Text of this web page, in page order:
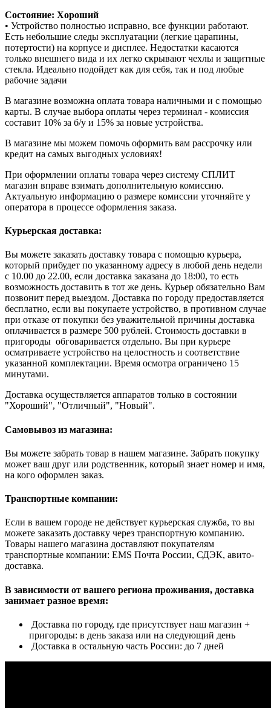
Состояние: Хороший
• Устройство полностью исправно, все функции работают.
Есть небольшие следы эксплуатации (легкие царапины,
потертости) на корпусе и дисплее. Недостатки касаются
только внешнего вида и их легко скрывают чехлы и защитные
стекла. Идеально подойдет как для себя, так и под любые
рабочие задачи
В магазине возможна оплата товара наличными и с помощью
карты. В случае выбора оплаты через терминал - комиссия
составит 10% за б/у и 15% за новые устройства.
В магазине мы можем помочь оформить вам рассрочку или
кредит на самых выгодных условиях!
При оформлении оплаты товара через систему СПЛИТ
магазин вправе взимать дополнительную комиссию.
Актуальную информацию о размере комиссии уточняйте у
оператора в процессе оформления заказа.
Курьерская доставка:
Вы можете заказать доставку товара с помощью курьера,
который прибудет по указанному адресу в любой день недели
с 10.00 до 22.00, если доставка заказана до 18:00, то есть
возможность доставить в тот же день. Курьер обязательно Вам
позвонит перед выездом. Доставка по городу предоставляется
бесплатно, если вы покупаете устройство, в противном случае
при отказе от покупки без уважительной причины доставка
оплачивается в размере 500 рублей. Стоимость доставки в
пригороды обговаривается отдельно. Вы при курьере
осматриваете устройство на целостность и соответствие
указанной комплектации. Время осмотра ограничено 15
минутами.
Доставка осуществляется аппаратов только в состоянии
"Хороший", "Отличный", "Новый".
Самовывоз из магазина:
Вы можете забрать товар в нашем магазине. Забрать покупку
может ваш друг или родственник, который знает номер и имя,
на кого оформлен заказ.
Транспортные компании:
Если в вашем городе не действует курьерская служба, то вы
можете заказать доставку через транспортную компанию.
Товары нашего магазина доставляют покупателям
транспортные компании: EMS Почта России, СДЭК, авито-
доставка.
В зависимости от вашего региона проживания, доставка
занимает разное время:
Доставка по городу, где присутствует наш магазин +
пригороды: в день заказа или на следующий день
Доставка в остальную часть России: до 7 дней